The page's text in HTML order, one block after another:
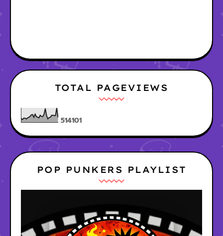
TOTAL PAGEVIEWS
514101
POP PUNKERS PLAYLIST